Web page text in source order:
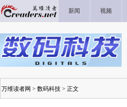
新闻 视频
万维读者网 > 数码科技 > 正文